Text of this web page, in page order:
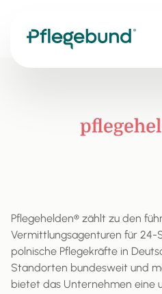
Pflegehelden® zählt zu den
Vermittlungsagenturen für 24-
polnische Pflegekräfte in
Standorten bundesweit und
bietet das Unternehmen eine